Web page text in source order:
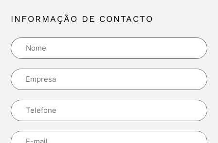
INFORMAÇÃO DE CONTACTO